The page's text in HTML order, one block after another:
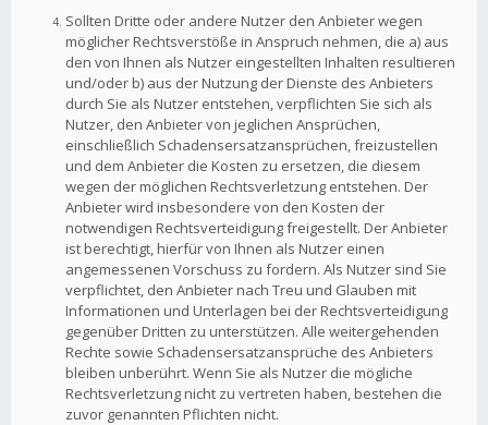
Sollten Dritte oder andere Nutzer den Anbieter wegen
möglicher Rechtsverstöße in Anspruch nehmen, die a) aus
den von Ihnen als Nutzer eingestellten Inhalten resultieren
und/oder b) aus der Nutzung der Dienste des Anbieters
durch Sie als Nutzer entstehen, verpflichten Sie sich als
Nutzer, den Anbieter von jeglichen Ansprüchen,
einschließlich Schadensersatzansprüchen, freizustellen
und dem Anbieter die Kosten zu ersetzen, die diesem
wegen der möglichen Rechtsverletzung entstehen. Der
Anbieter wird insbesondere von den Kosten der
notwendigen Rechtsverteidigung freigestellt. Der Anbieter
ist berechtigt, hierfür von Ihnen als Nutzer einen
angemessenen Vorschuss zu fordern. Als Nutzer sind Sie
verpflichtet, den Anbieter nach Treu und Glauben mit
Informationen und Unterlagen bei der Rechtsverteidigung
gegenüber Dritten zu unterstützen. Alle weitergehenden
Rechte sowie Schadensersatzansprüche des Anbieters
bleiben unberührt. Wenn Sie als Nutzer die mögliche
Rechtsverletzung nicht zu vertreten haben, bestehen die
zuvor genannten Pflichten nicht.